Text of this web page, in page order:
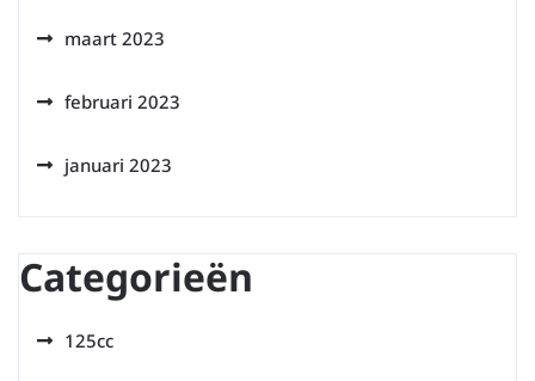
maart 2023
februari 2023
januari 2023
Categorieën
125cc